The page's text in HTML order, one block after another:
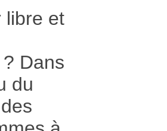
libre et
Dans
du